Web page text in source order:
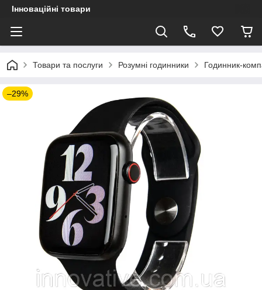
Інноваційні товари
Товари та послуги Розумні годинники Годинник-
–29%